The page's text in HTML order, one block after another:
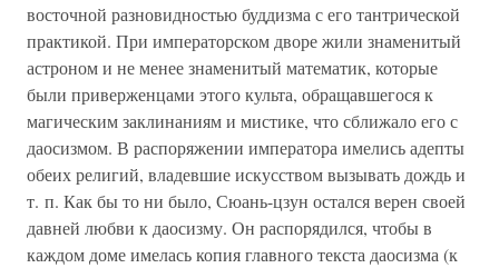
восточной разновидностью буддизма с его тантрической
практикой. При императорском дворе жили знаменитый
астроном и не менее знаменитый математик, которые
были приверженцами этого культа, обращавшегося к
магическим заклинаниям и мистике, что сближало его с
даосизмом. В распоряжении императора имелись адепты
обеих религий, владевшие искусством вызывать дождь и
т. п. Как бы то ни было, Сюань-цзун остался верен своей
давней любви к даосизму. Он распорядился, чтобы в
каждом доме имелась копия главного текста даосизма (к